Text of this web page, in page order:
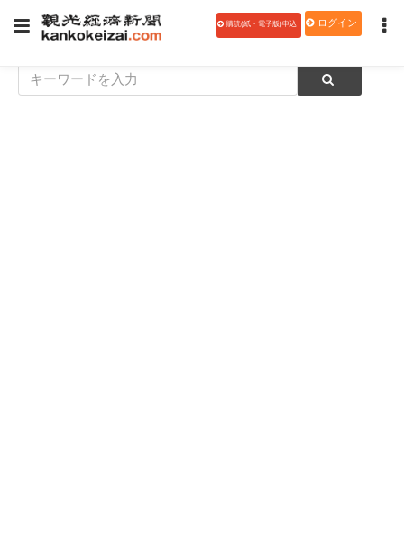
購読(紙・電子版)申込 ログイン